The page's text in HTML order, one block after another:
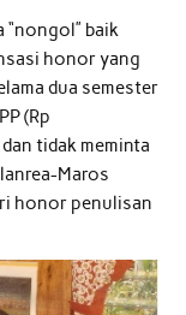
“nongol” baik
honor yang
dua semester
(Rp
tidak meminta
Maros
honor penulisan